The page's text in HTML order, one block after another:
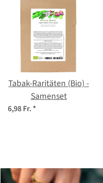
Tabak-Raritäten (Bio) -
Samenset
6,98 Fr.*